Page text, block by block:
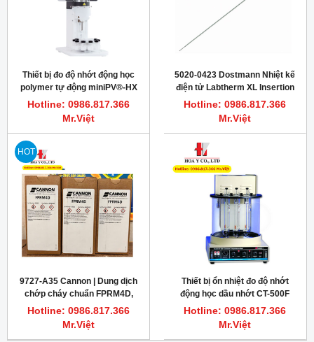
Thiết bị đo độ nhớt động học
polymer tự động miniPV®-HX
Cannon 9725-C17
Hotline: 0986.817.366
Mr.Việt
5020-0423 Dostmann Nhiệt kế
điện tử Labtherm XL Insertion
thermometer
Hotline: 0986.817.366
Mr.Việt
HOT
9727-A35 Cannon | Dung dịch
chớp cháy chuẩn FPRM4D,
200ml/chai
Hotline: 0986.817.366
Mr.Việt
Thiết bị ổn nhiệt đo độ nhớt
động học dầu nhớt CT-500F
Cannon
Hotline: 0986.817.366
Mr.Việt